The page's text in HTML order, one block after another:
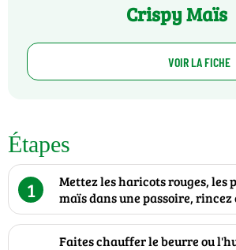
Crispy Maïs
VOIR LA FICHE
Étapes
1
Mettez les haricots rouges, les
maïs dans une passoire, rincez
Faites chauffer le beurre ou